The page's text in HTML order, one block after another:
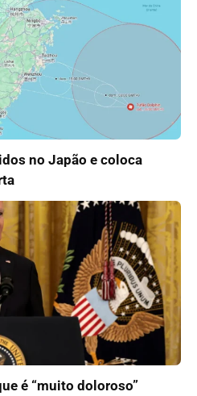
no Japão e coloca
é “muito doloroso”